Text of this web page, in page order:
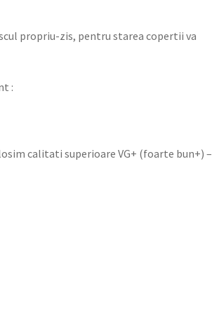
propriu-zis, pentru starea copertii va
:
calitati superioare VG+ (foarte bun+) –